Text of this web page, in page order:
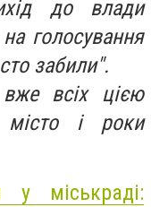
до влади
голосування
забили".
всіх цією
місто і роки
у міськраді: